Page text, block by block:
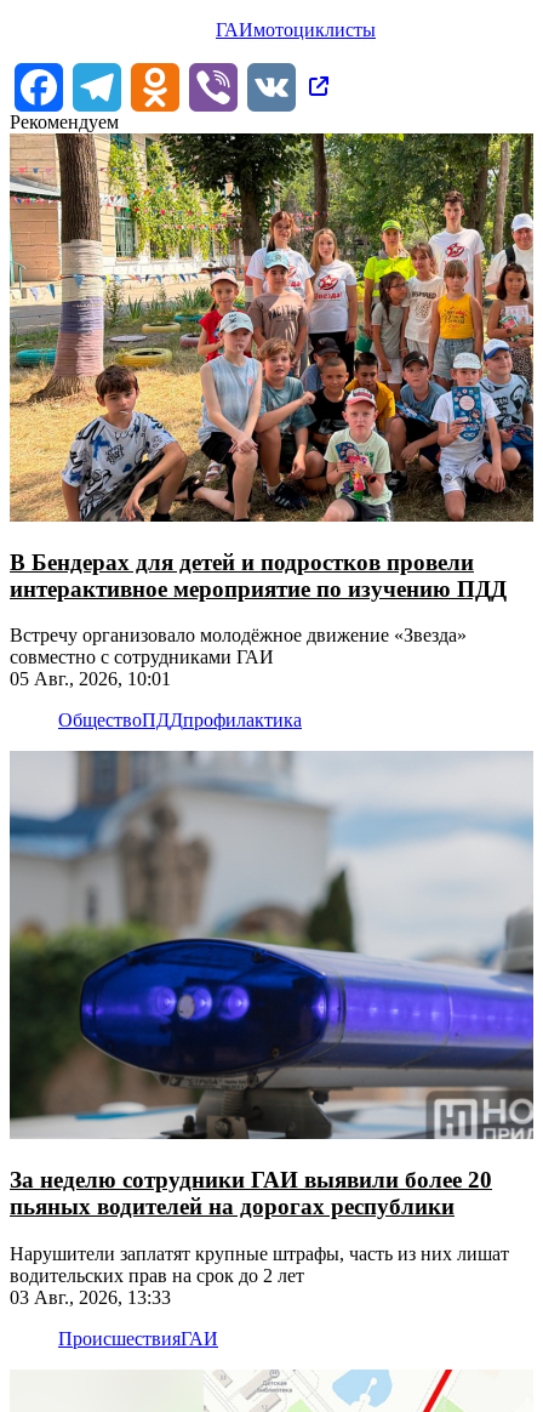
ГАИмотоциклисты
FacebookTelegram Odnoklassniki
Viber
VK
Рекомендуем
В Бендерах для детей и подростков провели
интерактивное мероприятие по изучению ПДД
Встречу организовало молодёжное движение «Звезда»
совместно с сотрудниками ГАИ
05 Авг., 2026, 10:01
ОбществоПДДпрофилактика
За неделю сотрудники ГАИ выявили более 20
пьяных водителей на дорогах республики
Нарушители заплатят крупные штрафы, часть из них лишат
водительских прав на срок до 2 лет
03 Авг., 2026, 13:33
ПроисшествияГАИ